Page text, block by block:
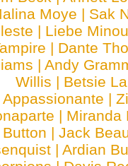
Moye | Sak
| Liebe Minou
| Dante
| Andy
Willis | Betsie
Appassionante |
| Miranda
Button | Jack
|Ardian